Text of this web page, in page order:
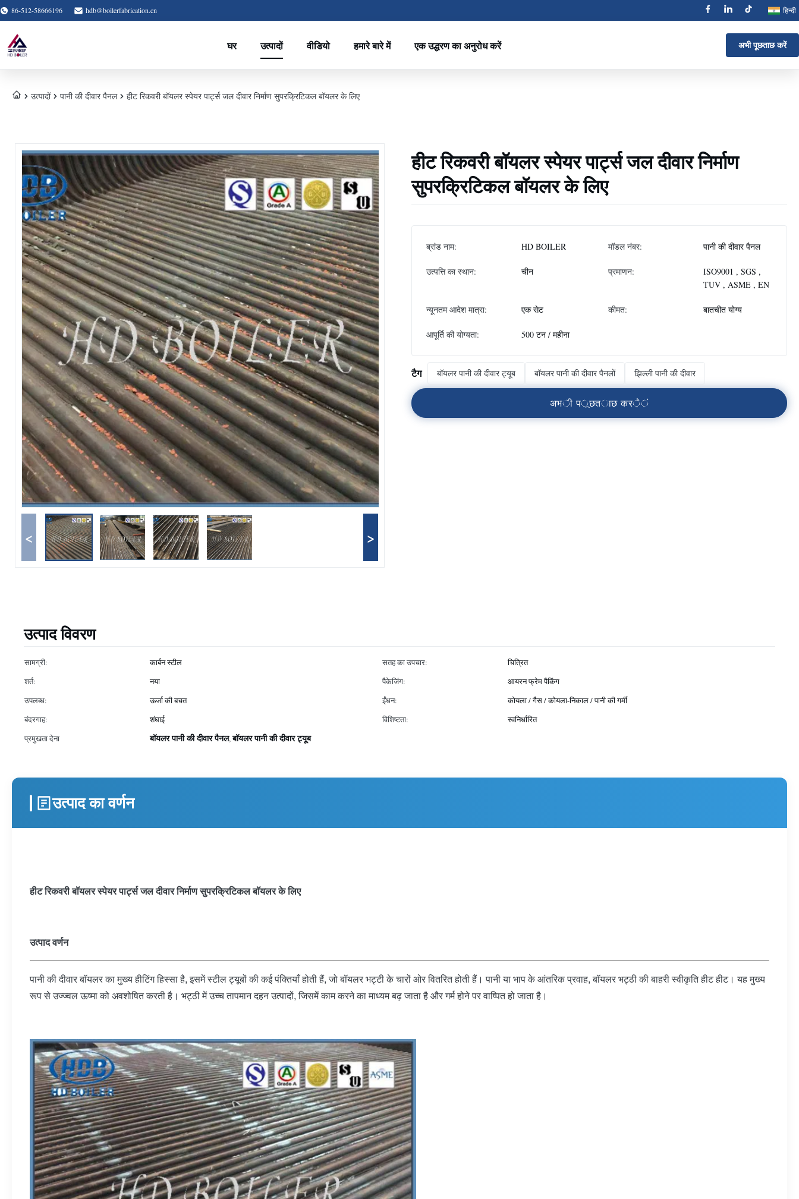
86-512-58666196 hdb@boilerfabrication.cn हिन्दी
घर उत्पादों वीडियो हमारे बारे में एक उद्धरण का अनुरोध करें अभी पूछताछ करें
उत्पादों पानी की दीवार पैनल हीट रिकवरी बॉयलर स्पेयर पार्ट्स जल दीवार निर्माण सुपरक्रिटिकल बॉयलर के लिए
< >
हीट रिकवरी बॉयलर स्पेयर पार्ट्स जल दीवार निर्माण
सुपरक्रिटिकल बॉयलर के लिए
ब्रांड नाम: HD BOILER मॉडल नंबर: पानी की दीवार पैनल
उत्पत्ति का स्थान: चीन प्रमाणन:
ISO9001 , SGS ,
TUV , ASME , EN
न्यूनतम आदेश मात्रा: एक सेट कीमत: बातचीत योग्य
आपूर्ति की योग्यता: 500 टन / महीना
टैग बॉयलर पानी की दीवार ट्यूब बॉयलर पानी की दीवार पैनलों झिल्ली पानी की दीवार
अभी पूछताछ करें
उत्पाद विवरण
सामग्री: कार्बन स्टील सतह का उपचार:
चित्रित
शर्त:
नया पैकेजिंग:
आयरन फ्रेम पैकिंग
उपलब्ध:
ऊर्जा की बचत ईंधन:
कोयला / गैस / कोयला-निकाल / पानी की गर्मी
बंदरगाह:
शंघाई विशिष्टता:
स्वनिर्धारित
प्रमुखता देना
बॉयलर पानी की दीवार पैनल,बॉयलर पानी की दीवार ट्यूब
उत्पाद का वर्णन
हीट रिकवरी बॉयलर स्पेयर पार्ट्स जल दीवार निर्माण सुपरक्रिटिकल बॉयलर के लिए
उत्पाद वर्णन
पानी की दीवार बॉयलर का मुख्य हीटिंग हिस्सा है, इसमें स्टील ट्यूबों की कई पंक्तियाँ होती हैं, जो बॉयलर भट्टी के चारों ओर वितरित होती हैं। पानी या भाप के आंतरिक प्रवाह, बॉयलर भट्ठी की बाहरी स्वीकृति हीट हीट। यह मुख्य
रूप से उज्ज्वल ऊष्मा को अवशोषित करती है। भट्ठी में उच्च तापमान दहन उत्पादों, जिसमें काम करने का माध्यम बढ़ जाता है और गर्म होने पर वाष्पित हो जाता है।